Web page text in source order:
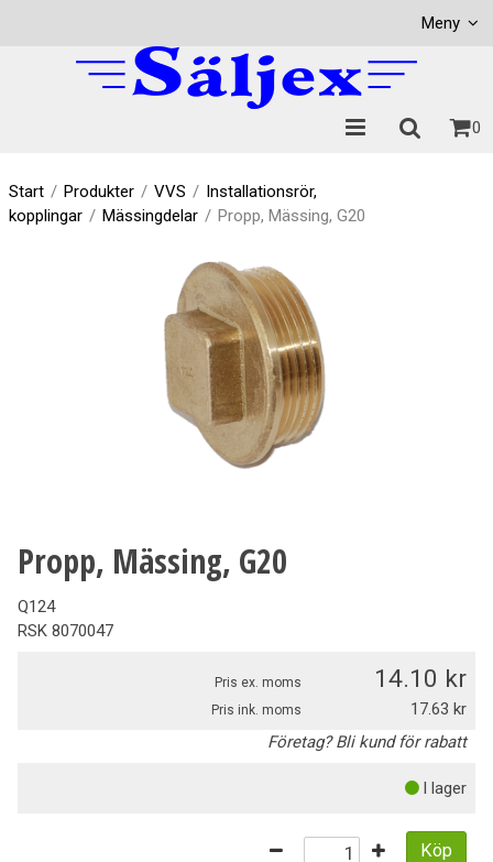
Meny
0
Start / Produkter / VVS / Installationsrör,
kopplingar / Mässingdelar / Propp, Mässing, G20
Propp, Mässing, G20
Q124
RSK 8070047
Pris ex. moms 14.10
Pris ink. moms
17.63
Företag? Bli kund för rabatt
I lager
Köp